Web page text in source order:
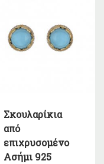
Σκουλαρίκια
από
επιχρυσομένο
Ασήμι 925